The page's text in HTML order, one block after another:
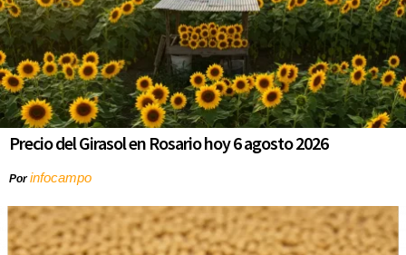
Precio del Girasol en Rosario hoy 6 agosto 2026
Porinfocampo